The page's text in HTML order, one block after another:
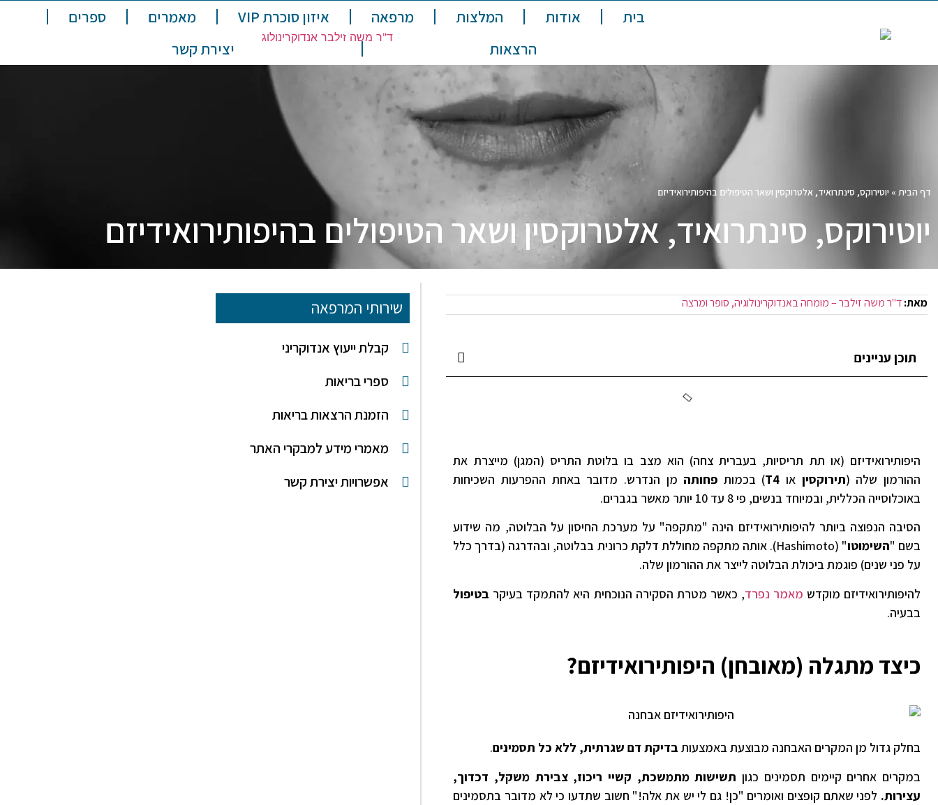
בית אודות המלצות מרפאה איזון סוכרת VIP מאמרים
ספרים
הרצאות
יצירת קשר
דף הבית » יוטירוקס, סינתרואיד, אלטרוקסין ושאר הטיפולים בהיפותירואידיזם
יוטירוקס, סינתרואיד, אלטרוקסין ושאר הטיפולים בהיפותירואידיזם
מאת:ד"ר משה זילבר – מומחה באנדוקרינולוגיה, סופר ומרצה
תוכן עניינים
היפותירואידיזם (או תת תריסיות, בעברית צחה) הוא מצב בו בלוטת התריס (המגן) מייצרת את
ההורמון שלה (תירוקסין או T4) בכמות פחותה מן הנדרש. מדובר באחת ההפרעות השכיחות
באוכלוסייה הכללית, ובמיוחד בנשים, פי 8 עד 10 יותר מאשר בגברים.
הסיבה הנפוצה ביותר להיפותירואידיזם הינה "מתקפה" על מערכת החיסון על הבלוטה, מה שידוע
בשם "השימוטו
" (Hashimoto). אותה מתקפה מחוללת דלקת כרונית בבלוטה, ובהדרגה (בדרך כלל
על פני שנים) פוגמת ביכולת הבלוטה לייצר את ההורמון שלה.
להיפותירואידיזם מוקדש מאמר נפרד, כאשר מטרת הסקירה הנוכחית היא להתמקד בעיקר בטיפול
בבעיה.
כיצד מתגלה (מאובחן) היפותירואידיזם?
בחלק גדול מן המקרים האבחנה מבוצעת באמצעות בדיקת דם שגרתית, ללא כל תסמינים.
במקרים אחרים קיימים תסמינים כגון תשישות מתמשכת, קשיי ריכוז, צבירת משקל, דכדוך,
עצירות. לפני שאתם קופצים ואומרים "כן! גם לי יש את אלה!" חשוב שתדעו כי לא מדובר בתסמינים
שירותי המרפאה
קבלת ייעוץ אנדוקריני
ספרי בריאות
הזמנת הרצאות בריאות
מאמרי מידע למבקרי האתר
אפשרויות יצירת קשר